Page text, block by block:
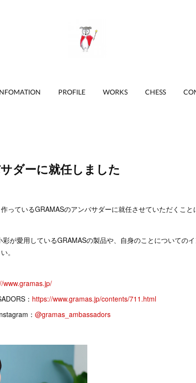
PROFILE WORKS CHESS
ダーに就任しました
っているGRAMASのアンバサダーに就任させていただくこと
彩が愛用しているGRAMASの製品や、自身のことについての
。
www.gramas.jp/
： https://www.gramas.jp/contents/711.html
： @gramas_ambassadors